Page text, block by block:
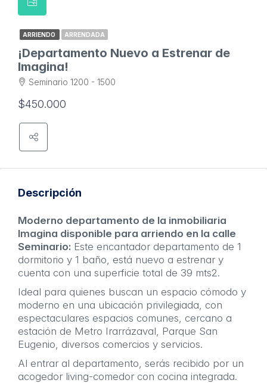
ARRIENDO ARRENDADA
¡Departamento Nuevo a Estrenar de
Imagina!
Seminario 1200 - 1500
$450.000
Descripción
Moderno departamento de la inmobiliaria
Imagina disponible para arriendo en la calle
Seminario: Este encantador departamento de 1
dormitorio y 1 baño, está nuevo a estrenar y
cuenta con una superficie total de 39 mts2.
Ideal para quienes buscan un espacio cómodo y
moderno en una ubicación privilegiada, con
espectaculares espacios comunes, cercano a
estación de Metro Irarrázaval, Parque San
Eugenio, diversos comercios y servicios.
Al entrar al departamento, serás recibido por un
acogedor living-comedor con cocina integrada.